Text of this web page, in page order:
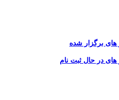
های برگزار شده
های در حال ثبت نام